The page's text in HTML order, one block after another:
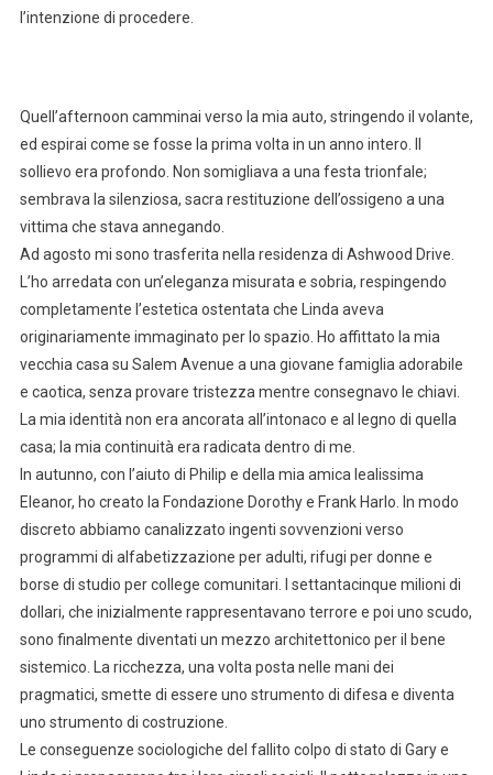
l’intenzione di procedere.
Quell’afternoon camminai verso la mia auto, stringendo il volante,
ed espirai come se fosse la prima volta in un anno intero. Il
sollievo era profondo. Non somigliava a una festa trionfale;
sembrava la silenziosa, sacra restituzione dell’ossigeno a una
vittima che stava annegando.
Ad agosto mi sono trasferita nella residenza di Ashwood Drive.
L’ho arredata con un’eleganza misurata e sobria, respingendo
completamente l’estetica ostentata che Linda aveva
originariamente immaginato per lo spazio. Ho affittato la mia
vecchia casa su Salem Avenue a una giovane famiglia adorabile
e caotica, senza provare tristezza mentre consegnavo le chiavi.
La mia identità non era ancorata all’intonaco e al legno di quella
casa; la mia continuità era radicata dentro di me.
In autunno, con l’aiuto di Philip e della mia amica lealissima
Eleanor, ho creato la Fondazione Dorothy e Frank Harlo. In modo
discreto abbiamo canalizzato ingenti sovvenzioni verso
programmi di alfabetizzazione per adulti, rifugi per donne e
borse di studio per college comunitari. I settantacinque milioni di
dollari, che inizialmente rappresentavano terrore e poi uno scudo,
sono finalmente diventati un mezzo architettonico per il bene
sistemico. La ricchezza, una volta posta nelle mani dei
pragmatici, smette di essere uno strumento di difesa e diventa
uno strumento di costruzione.
Le conseguenze sociologiche del fallito colpo di stato di Gary e